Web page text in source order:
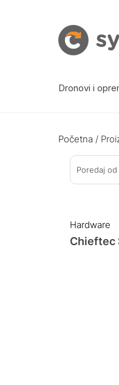
Dronovi i
Početna /
Poredaj
Hardware
Chieftec